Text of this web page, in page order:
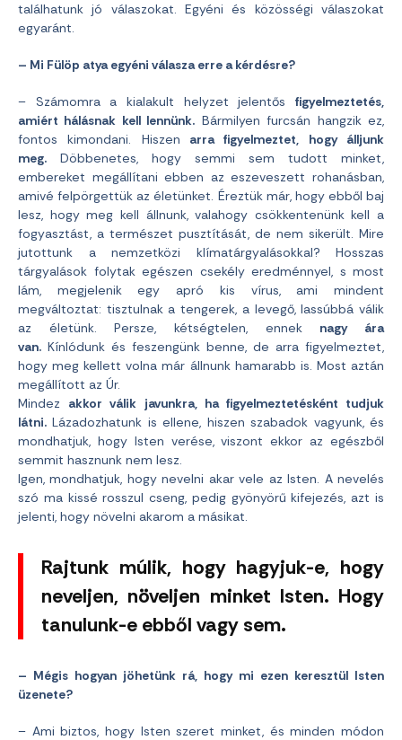
találhatunk jó válaszokat. Egyéni és közösségi válaszokat
egyaránt.
– Mi Fülöp atya egyéni válasza erre a kérdésre?
– Számomra a kialakult helyzet jelentős figyelmeztetés,
amiért hálásnak kell lennünk. Bármilyen furcsán hangzik ez,
fontos kimondani. Hiszen arra figyelmeztet, hogy álljunk
meg. Döbbenetes, hogy semmi sem tudott minket,
embereket megállítani ebben az eszeveszett rohanásban,
amivé felpörgettük az életünket. Éreztük már, hogy ebből baj
lesz, hogy meg kell állnunk, valahogy csökkentenünk kell a
fogyasztást, a természet pusztítását, de nem sikerült. Mire
jutottunk a nemzetközi klímatárgyalásokkal? Hosszas
tárgyalások folytak egészen csekély eredménnyel, s most
lám, megjelenik egy apró kis vírus, ami mindent
megváltoztat: tisztulnak a tengerek, a levegő, lassúbbá válik
az életünk. Persze, kétségtelen, ennek nagy ára
van. Kínlódunk és feszengünk benne, de arra figyelmeztet,
hogy meg kellett volna már állnunk hamarabb is. Most aztán
megállított az Úr.
Mindez akkor válik javunkra, ha figyelmeztetésként tudjuk
látni. Lázadozhatunk is ellene, hiszen szabadok vagyunk, és
mondhatjuk, hogy Isten verése, viszont ekkor az egészből
semmit hasznunk nem lesz.
Igen, mondhatjuk, hogy nevelni akar vele az Isten. A nevelés
szó ma kissé rosszul cseng, pedig gyönyörű kifejezés, azt is
jelenti, hogy növelni akarom a másikat.
Rajtunk múlik, hogy hagyjuk-e, hogy
neveljen, növeljen minket Isten. Hogy
tanulunk-e ebből vagy sem.
– Mégis hogyan jöhetünk rá, hogy mi ezen keresztül Isten
üzenete?
– Ami biztos, hogy Isten szeret minket, és minden módon